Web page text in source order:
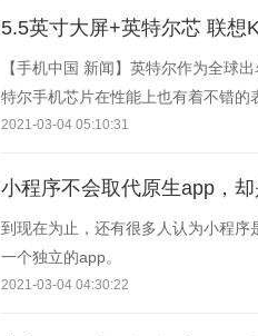
5.5英寸大屏+英特尔芯 联想
【手机中国 新闻】英特尔作为全球
特尔手机芯片在性能上也有着不错
——联想K80。目前,联想K80（标准
2021-03-04 05:10:31
小程序不会取代原生app，
到现在为止，还有很多人认为小程
一个独立的app。
2021-03-04 04:30:22